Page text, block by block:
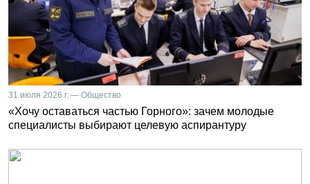
31 июля 2026 г. — Общество
«Хочу оставаться частью Горного»: зачем молодые
специалисты выбирают целевую аспирантуру